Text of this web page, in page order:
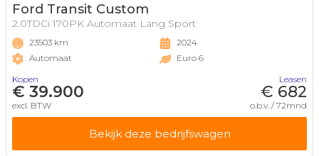
Ford Transit Custom
2.0TDCi 170PK Automaat Lang Sport
23503 km
Automaat
2024
Euro 6
Kopen
€ 39.900
excl. BTW
Leasen
€ 682
o.b.v. / 72mnd
Bekijk deze bedrijfswagen